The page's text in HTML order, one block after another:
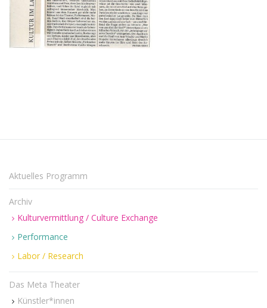
Aktuelles Programm
Archiv
Kulturvermittlung / Culture Exchange
Performance
Labor / Research
Das Meta Theater
Künstler*innen